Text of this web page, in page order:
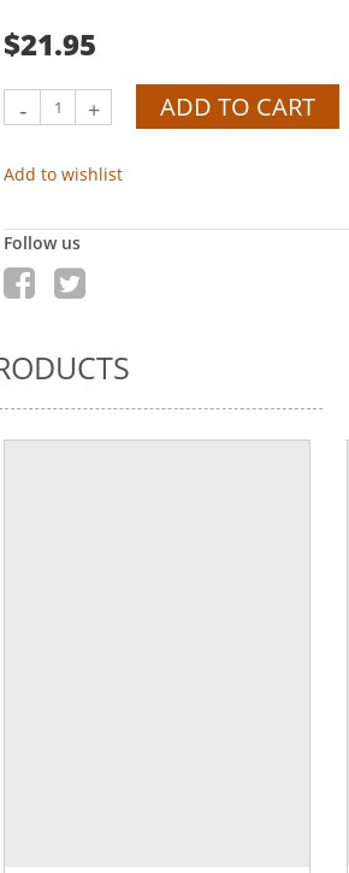
$21.95
- + ADD TO CART
Add to wishlist
Follow us